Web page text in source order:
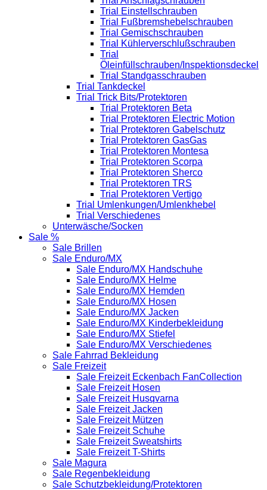
Trial Einstellschrauben
Trial Fußbremshebelschrauben
Trial Gemischschrauben
Trial Kühlerverschlußschrauben
Trial
Öleinfüllschrauben/Inspektionsdeckel
Trial Standgasschrauben
Trial Tankdeckel
Trial Trick Bits/Protektoren
Trial Protektoren Beta
Trial Protektoren Electric Motion
Trial Protektoren Gabelschutz
Trial Protektoren GasGas
Trial Protektoren Montesa
Trial Protektoren Scorpa
Trial Protektoren Sherco
Trial Protektoren TRS
Trial Protektoren Vertigo
Trial Umlenkungen/Umlenkhebel
Trial Verschiedenes
Unterwäsche/Socken
Sale %
Sale Brillen
Sale Enduro/MX
Sale Enduro/MX Handschuhe
Sale Enduro/MX Helme
Sale Enduro/MX Hemden
Sale Enduro/MX Hosen
Sale Enduro/MX Jacken
Sale Enduro/MX Kinderbekleidung
Sale Enduro/MX Stiefel
Sale Enduro/MX Verschiedenes
Sale Fahrrad Bekleidung
Sale Freizeit
Sale Freizeit Eckenbach FanCollection
Sale Freizeit Hosen
Sale Freizeit Husqvarna
Sale Freizeit Jacken
Sale Freizeit Mützen
Sale Freizeit Schuhe
Sale Freizeit Sweatshirts
Sale Freizeit T-Shirts
Sale Magura
Sale Regenbekleidung
Sale Schutzbekleidung/Protektoren